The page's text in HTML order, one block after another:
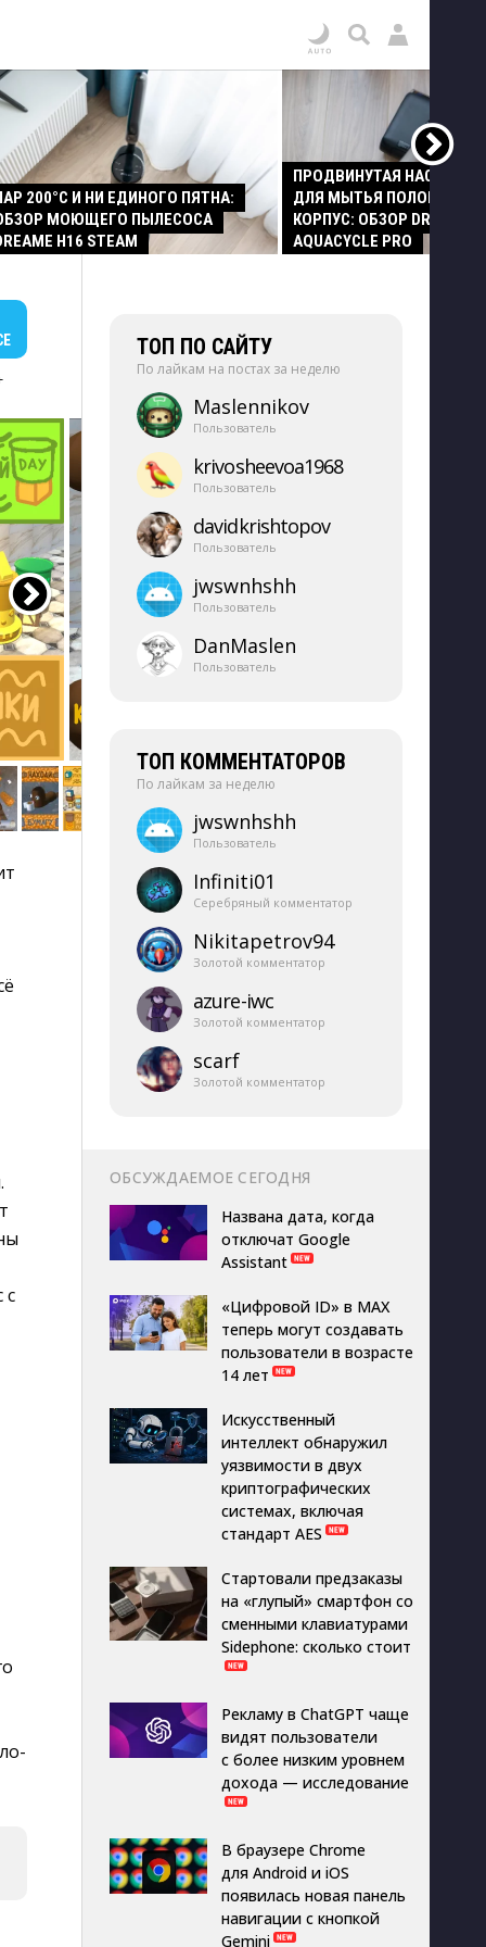
200°C И НИ ЕДИНОГО ПЯТНА:
МОЮЩЕГО ПЫЛЕСОСА
H16 STEAM
ПРОДВИНУТАЯ НАСАДКА
ДЛЯ МЫТЬЯ ПОЛОВ И
КОРПУС: ОБЗОР DREAME
AQUACYCLE PRO
с
ТОП ПО САЙТУ
По лайкам на постах за неделю
Maslennikov
Пользователь
krivosheevoa1968
Пользователь
davidkrishtopov
Пользователь
jwswnhshh
Пользователь
DanMaslen
Пользователь
ТОП КОММЕНТАТОРОВ
По лайкам за неделю
jwswnhshh
Пользователь
Infiniti01
Серебряный комментатор
Nikitapetrov94
Золотой комментатор
azure-​iwc
Золотой комментатор
scarf
Золотой комментатор
ОБСУЖДАЕМОЕ СЕГОДНЯ
Названа дата, когда
отключат Google
Assistant
«Цифровой ID» в MAX
теперь могут создавать
пользователи в возрасте
14 лет
Искусственный
интеллект обнаружил
уязвимости в двух
криптографических
системах, включая
стандарт AES
Стартовали предзаказы
на «глупый» смартфон со
сменными клавиатурами
Sidephone: сколько стоит
Рекламу в ChatGPT чаще
видят пользователи
с более низким уровнем
дохода — исследование
В браузере Chrome
для Android и iOS
появилась новая панель
навигации с кнопкой
Gemini